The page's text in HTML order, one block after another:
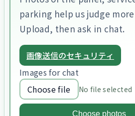
parking help us judge
Upload, then ask in chat.
画像送信のセキュリティ
Images for chat
Choose file
No file selected
Choose photos